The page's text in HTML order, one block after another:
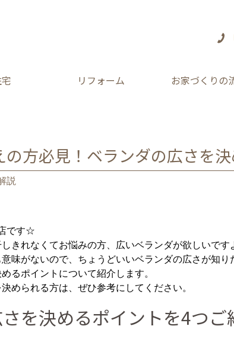
リフォーム お家づくりの
方必見！ベランダの広さを
説
です☆
きれなくてお悩みの方、広いベランダが欲しいです
味がないので、ちょうどいいベランダの広さが知り
るポイントについて紹介します。
められる方は、ぜひ参考にしてください。
を決めるポイントを4つご